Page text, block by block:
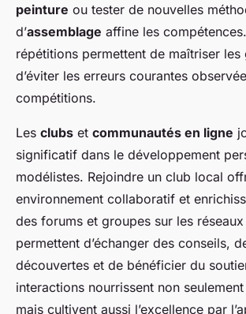
peinture ou tester de nouvelles
d’assemblage affine les
répétitions permettent de maîtriser les
d’éviter les erreurs courantes
compétitions.
Les clubs et communautés en ligne
significatif dans le développement
modélistes. Rejoindre un club local
environnement collaboratif et
des forums et groupes sur les
permettent d’échanger des conseils,
découvertes et de bénéficier du
interactions nourrissent non
mais cultivent aussi l’excellence par